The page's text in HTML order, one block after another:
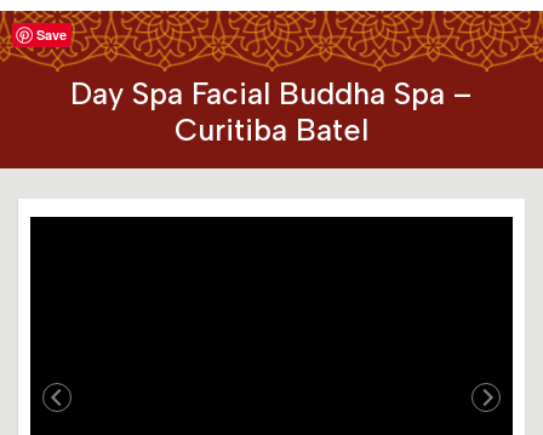
Day Spa Facial Buddha Spa –
Curitiba Batel
Save